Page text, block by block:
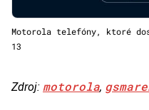
Motorola telefóny, ktoré
13
Zdroj: motorola,